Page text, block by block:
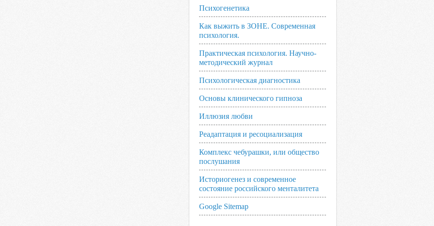
Психогенетика
Как выжить в ЗОНЕ. Современная
психология.
Практическая психология. Научно-
методический журнал
Психологическая диагностика
Основы клинического гипноза
Иллюзия любви
Реадаптация и ресоциализация
Комплекс чебурашки, или общество
послушания
Историогенез и современное
состояние российского менталитета
Google Sitemap